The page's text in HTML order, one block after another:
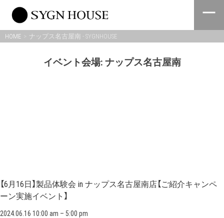
content
HOME ナップス名古屋南 - SYGNHOUSE
イベント会場: ナップス名古屋南
【6月16日】製品体験会 in ナップス名古屋南店【ご紹介キャンペ
ーン実施イベント】
2024.06.16 10:00 am – 5:00 pm